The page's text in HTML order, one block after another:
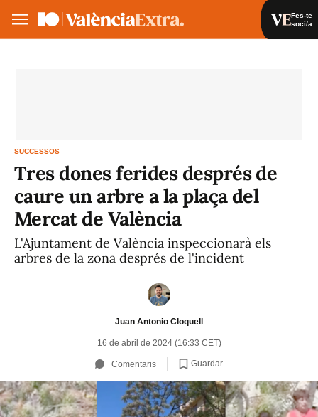
Fes-te
soci/a
SUCCESSOS
Tres dones ferides després de
caure un arbre a la plaça del
Mercat de València
L'Ajuntament de València inspeccionarà els
arbres de la zona després de l'incident
Juan Antonio Cloquell
16 de abril de 2024 (16:33 CET)
Comentaris Guardar